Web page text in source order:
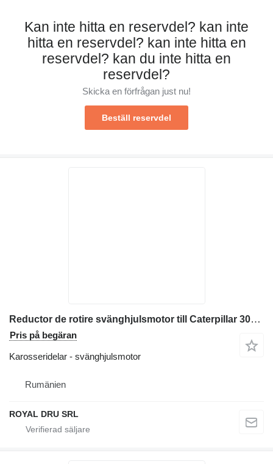
Kan inte hitta en reservdel? kan inte
hitta en reservdel? kan inte hitta en
reservdel? kan du inte hitta en
reservdel?
Skicka en förfrågan just nu!
Beställ reservdel
Reductor de rotire svänghjulsmotor till Caterpillar 303 CR, 303.5 C, 304 CR entreprenadmaskiner
Pris på begäran
Karosseridelar - svänghjulsmotor
Rumänien
ROYAL DRU SRL